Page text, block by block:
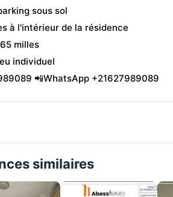
sous sol
à l'intérieur de la résidence
milles
individuel
📲WhatsApp +21627989089
similaires